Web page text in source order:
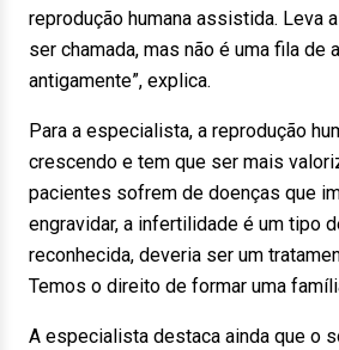
reprodução humana assistida. Leva
ser chamada, mas não é uma fila de
antigamente”, explica.
Para a especialista, a reprodução
crescendo e tem que ser mais
pacientes sofrem de doenças que
engravidar, a infertilidade é um tipo
reconhecida, deveria ser um
Temos o direito de formar uma
A especialista destaca ainda que o